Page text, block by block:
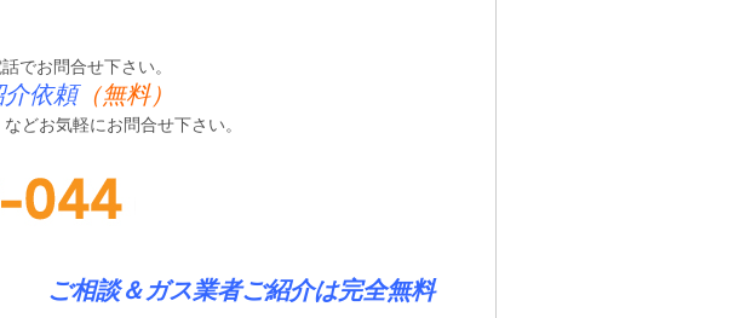
でお問合せ下さい。
介依頼（無料）
などお気軽にお問合せ下さい。
ご相談＆ガス業者ご紹介は完全無料